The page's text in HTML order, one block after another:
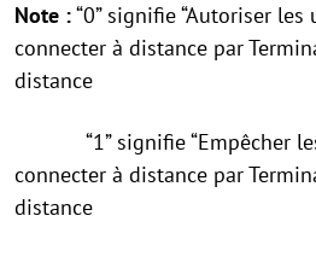
Note :“0” signifie “Autoriser
connecter à distance par
distance
“1” signifie “Empêcher
connecter à distance par
distance